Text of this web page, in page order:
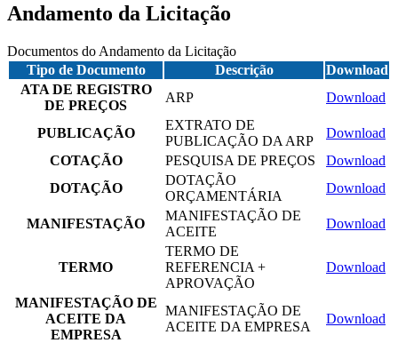
Andamento da Licitação
Documentos do Andamento da Licitação
Tipo de Documento
Descrição
Download
ATA DE REGISTRO
DE PREÇOS
ARP Download
PUBLICAÇÃO
EXTRATO DE
PUBLICAÇÃO DA ARP
Download
COTAÇÃO
PESQUISA DE PREÇOS
Download
DOTAÇÃO
DOTAÇÃO
ORÇAMENTÁRIA
Download
MANIFESTAÇÃO
MANIFESTAÇÃO DE
ACEITE
Download
TERMO
TERMO DE
REFERENCIA +
APROVAÇÃO
Download
MANIFESTAÇÃO DE
ACEITE DA
EMPRESA
MANIFESTAÇÃO DE
ACEITE DA EMPRESA
Download